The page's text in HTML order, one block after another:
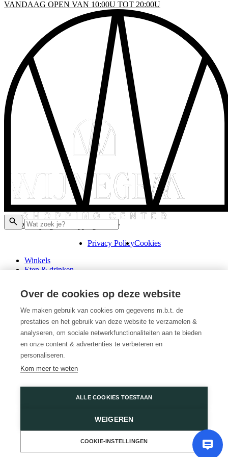
VANDAAG OPEN VAN 10:00U TOT 20:00U
© 2026 Wijnegem Shopping Center
Privacy PolicyCookies
Winkels
Eten & drinken
Schenk een cadeaubon
Over ons
Wini’s
Plattegrond
Diensten
Promoties
Huur een winkel
Veelgestelde vragen
Wijnegem Shopping Center
Contacteer ons
& DRINKEN
INFO
Over de cookies op deze website
We maken gebruik van cookies om gegevens m.b.t. de
prestaties en het gebruik van deze website te verzamelen &
analyseren, om sociale netwerkfunctionaliteiten aan te bieden
en onze content & advertenties te verbeteren en
personaliseren.
Kom meer te weten
ALLE COOKIES TOESTAAN
WEIGEREN
COOKIE-INSTELLINGEN